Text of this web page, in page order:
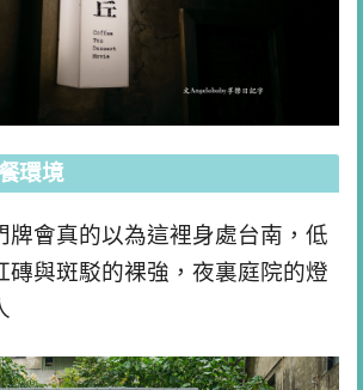
環境
牌會真的以為這裡身處台南，低
磚與斑駁的裸強，夜裏庭院的燈